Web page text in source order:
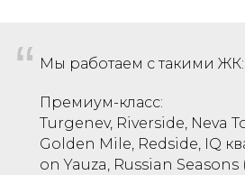
“ Мы работаем с такими ЖК:
Премиум-класс:
Turgenev, Riverside, Neva
Golden Mile, Redside, IQ
on Yauza, Russian